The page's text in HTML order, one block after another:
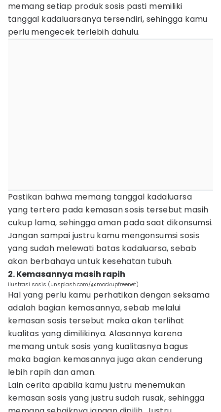
memang setiap produk sosis pasti memiliki
tanggal kadaluarsanya tersendiri, sehingga kamu
perlu mengecek terlebih dahulu.
Pastikan bahwa memang tanggal kadaluarsa
yang tertera pada kemasan sosis tersebut masih
cukup lama, sehingga aman pada saat dikonsumsi.
Jangan sampai justru kamu mengonsumsi sosis
yang sudah melewati batas kadaluarsa, sebab
akan berbahaya untuk kesehatan tubuh.
2. Kemasannya masih rapih
ilustrasi sosis (unsplash.com/@mockupfreenet)
Hal yang perlu kamu perhatikan dengan seksama
adalah bagian kemasannya, sebab melalui
kemasan sosis tersebut maka akan terlihat
kualitas yang dimilikinya. Alasannya karena
memang untuk sosis yang kualitasnya bagus
maka bagian kemasannya juga akan cenderung
lebih rapih dan aman.
Lain cerita apabila kamu justru menemukan
kemasan sosis yang justru sudah rusak, sehingga